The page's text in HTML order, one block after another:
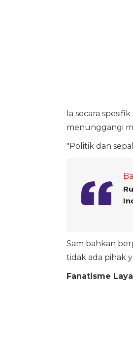
Ia secara
menunggangi
"Politik dan
Sam bahkan
tidak ada pihak
Fanatisme